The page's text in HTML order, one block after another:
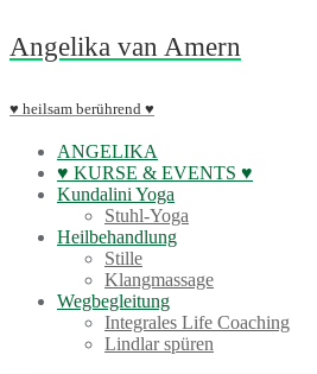
Skip
to
Angelika van Amern
♥ heilsam berührend ♥
ANGELIKA
♥ KURSE & EVENTS ♥
Kundalini Yoga
Stuhl-Yoga
Heilbehandlung
Stille
Klangmassage
Wegbegleitung
Integrales Life Coaching
Lindlar spüren